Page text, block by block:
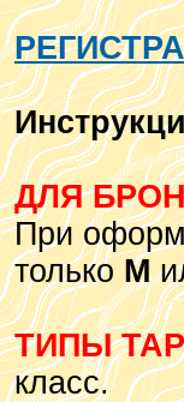
ДЛЯ
При
только М
ТИПЫ
класс.